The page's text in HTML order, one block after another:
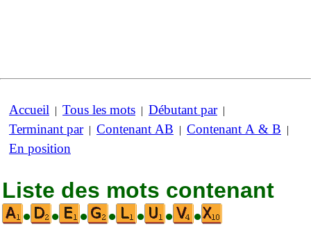
Accueil | Tous les mots | Débutant par|
Terminant par| Contenant AB | Contenant A & B |
En position
Liste des mots contenant
•
• • • • • •